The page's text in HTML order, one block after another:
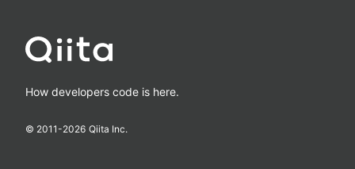
How developers code is here.
© 2011-2026 Qiita Inc.